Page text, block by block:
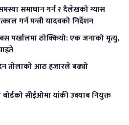
समाधान गर्न र दैलेखको ग्यास
गर्न मन्त्री यादवको निर्देशन
बस पर्खालमा ठोक्कियो: एक जनाको मृत्यु,
तोलाको आठ हजारले बढ्यो
सीईओमा यांकी उक्याब नियुक्त